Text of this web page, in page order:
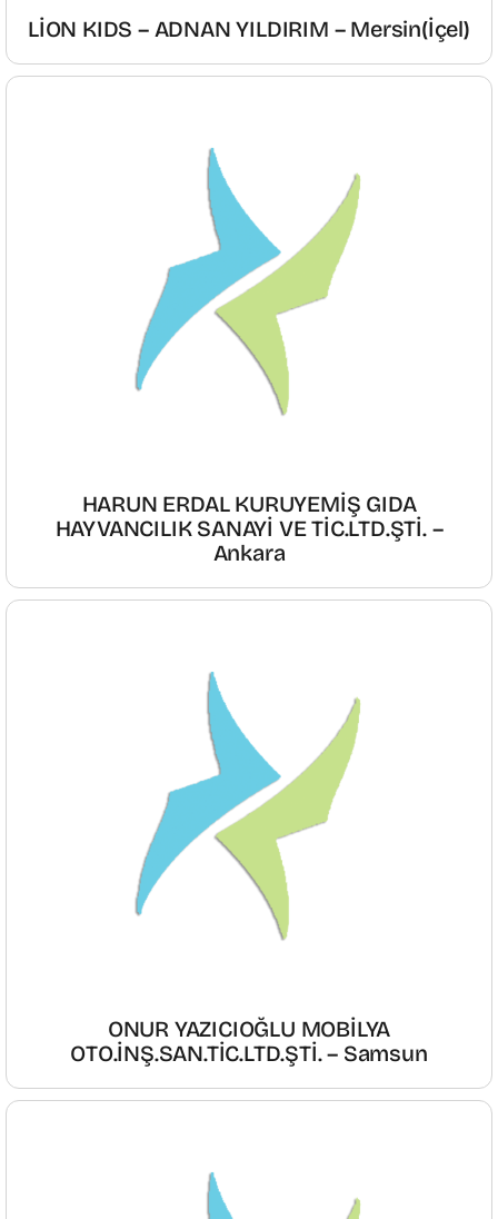
LİON KIDS – ADNAN YILDIRIM – Mersin(İçel)
HARUN ERDAL KURUYEMİŞ GIDA
HAYVANCILIK SANAYİ VE TİC.LTD.ŞTİ. –
Ankara
ONUR YAZICIOĞLU MOBİLYA
OTO.İNŞ.SAN.TİC.LTD.ŞTİ. – Samsun